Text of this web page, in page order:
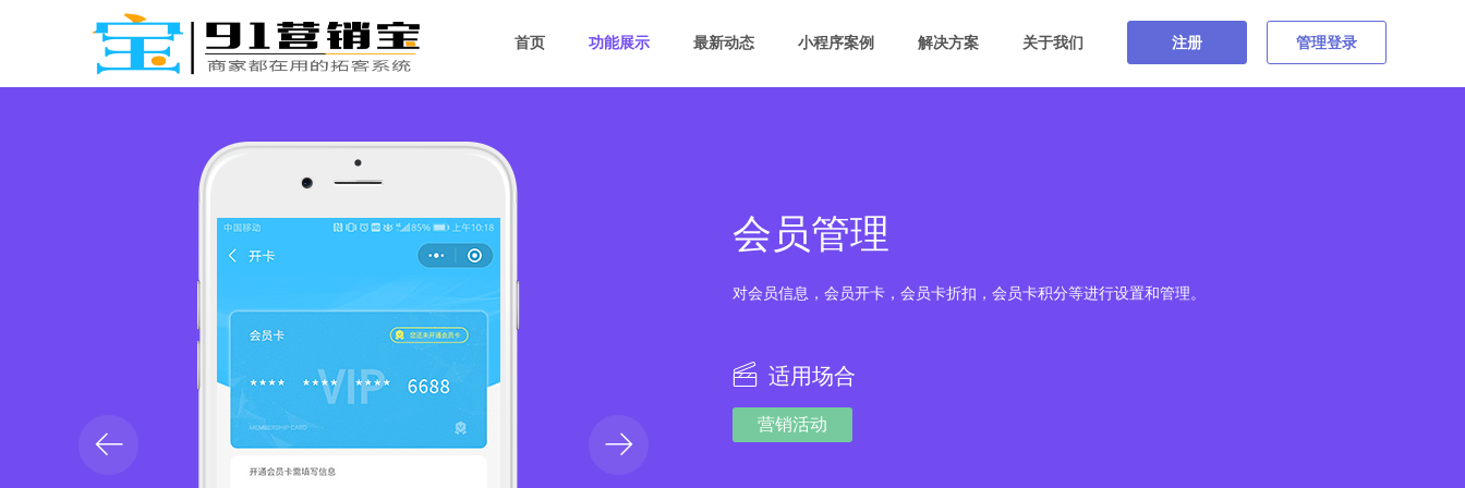
首页 功能展示 最新动态 小程序案例 解决方案 关于我们 注册 管理登录
会员管理
对会员信息，会员开卡，会员卡折扣，会员卡积分等进行设置和管理。
适用场合
营销活动